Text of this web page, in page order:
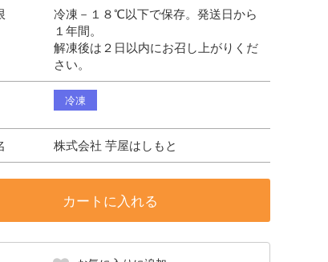
冷凍－１８℃以下で保存。発送日から
１年間。
解凍後は２日以内にお召し上がりくだ
さい。
冷凍
株式会社 芋屋はしもと
カートに入れる